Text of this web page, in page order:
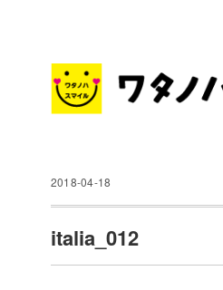
2018-04-18
italia_012